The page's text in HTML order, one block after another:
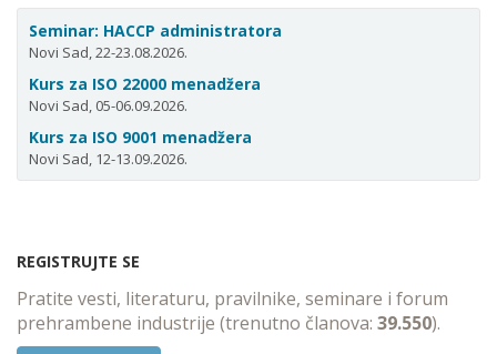
Seminar: HACCP administratora
Novi Sad, 22-23.08.2026.
Kurs za ISO 22000 menadžera
Novi Sad, 05-06.09.2026.
Kurs za ISO 9001 menadžera
Novi Sad, 12-13.09.2026.
REGISTRUJTE SE
Pratite vesti, literaturu, pravilnike, seminare i forum
prehrambene industrije (trenutno članova: 39.550).